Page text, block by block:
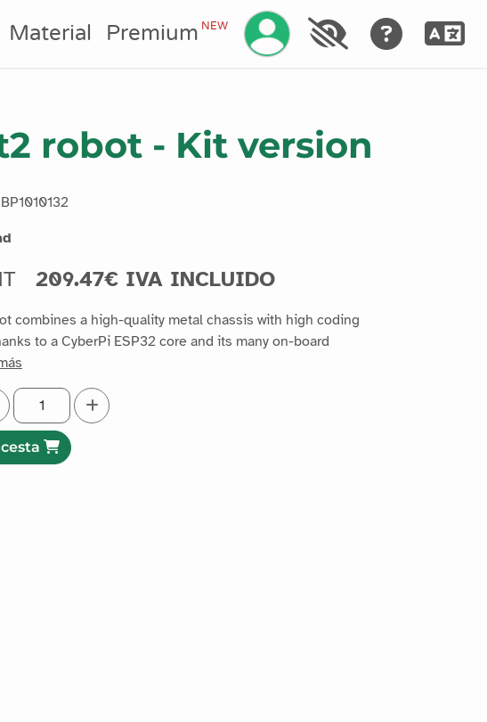
Material PremiumNEW Gestionar su cuenta
robot - Kit version
209.47€ IVA INCLUIDO
combines a high-quality metal chassis with high coding
to a CyberPi ESP32 core and its many on-board